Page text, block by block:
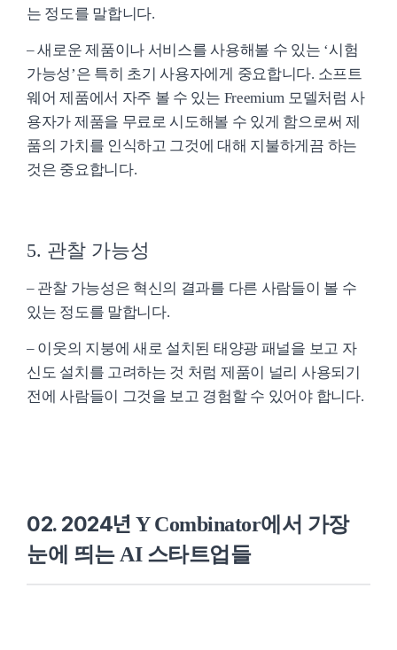
는 정도를 말합니다.
– 새로운 제품이나 서비스를 사용해볼 수 있는 ‘시험
가능성’은 특히 초기 사용자에게 중요합니다. 소프트
웨어 제품에서 자주 볼 수 있는 Freemium 모델처럼 사
용자가 제품을 무료로 시도해볼 수 있게 함으로써 제
품의 가치를 인식하고 그것에 대해 지불하게끔 하는
것은 중요합니다.
5. 관찰 가능성
– 관찰 가능성은 혁신의 결과를 다른 사람들이 볼 수
있는 정도를 말합니다.
– 이웃의 지붕에 새로 설치된 태양광 패널을 보고 자
신도 설치를 고려하는 것 처럼 제품이 널리 사용되기
전에 사람들이 그것을 보고 경험할 수 있어야 합니다.
02. 2024년 Y Combinator에서 가장
눈에 띄는 AI 스타트업들